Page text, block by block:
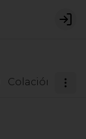
Colación